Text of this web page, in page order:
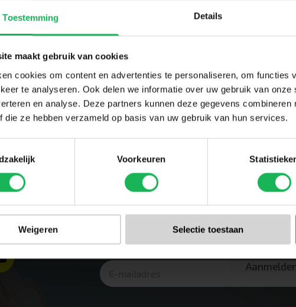
Toestemming Details
maakt gebruik van cookies
cookies om content en advertenties te personaliseren, om functies
te analyseren. Ook delen we informatie over uw gebruik van
en analyse. Deze partners kunnen deze gegevens
die ze hebben verzameld op basis van uw gebruik van hun services.
Voorkeuren
Weigeren Selectie toestaan
kanalen!
Meld je nu aan!